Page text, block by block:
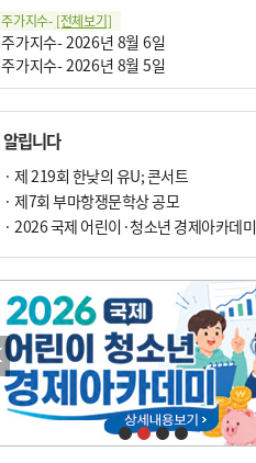
주가지수- [전체보기]
주가지수- 2026년 8월 6일
주가지수- 2026년 8월 5일
알립니다
· 제 219회 한낮의 유U; 콘서트
· 제7회 부마항쟁문학상 공모
· 2026 국제 어린이·청소년 경제아카데미